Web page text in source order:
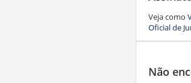
Veja como
Oficial de
Não